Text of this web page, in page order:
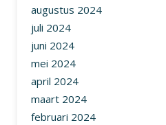
augustus 2024
juli 2024
juni 2024
mei 2024
april 2024
maart 2024
februari 2024